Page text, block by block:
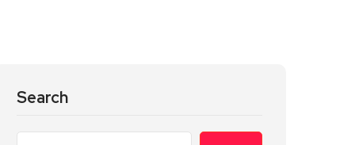
Search